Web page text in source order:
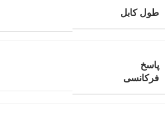
طول کابل
پاسخ
فرکانسی